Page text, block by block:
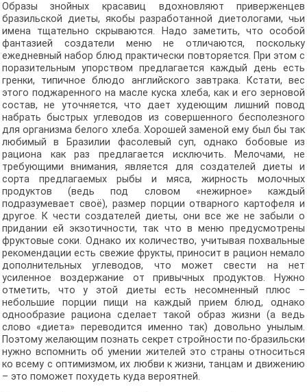
Образы знойных красавиц вдохновляют приверженцев
бразильской диеты, якобы разработанной диетологами, чьи
имена тщательно скрываются. Надо заметить, что особой
фантазией создатели меню не отличаются, поскольку
ежедневный набор блюд практически повторяется. При этом с
поразительным упорством предлагается каждый день есть
гренки, типичное блюдо английского завтрака. Кстати, вес
этого поджаренного на масле куска хлеба, как и его зерновой
состав, не уточняется, что дает худеющим лишний повод
набрать быстрых углеводов из совершенного бесполезного
для организма белого хлеба. Хорошей заменой ему был бы так
любимый в Бразилии фасолевый суп, однако бобовые из
рациона как раз предлагается исключить. Мелочами, не
требующими внимания, является для создателей диеты и
сорта предлагаемых рыбы и мяса, жирность молочных
продуктов (ведь под словом «нежирное» каждый
подразумевает своё), размер порции отварного картофеля и
другое. К чести создателей диеты, они все же не забыли о
придании ей экзотичности, так что в меню предусмотрены
фруктовые соки. Однако их количество, учитывая похвальные
рекомендации есть свежие фрукты, приносит в рацион немало
дополнительных углеводов, что может свести на нет
усиленное воздержание от привычных продуктов. Нужно
отметить, что у этой диеты есть несомненный плюс –
небольшие порции пищи на каждый прием блюд, однако
однообразие рациона сделает такой образ жизни (а ведь
слово «диета» переводится именно так) довольно унылым.
Поэтому желающим познать секрет стройности по-бразильски
нужно вспомнить об умении жителей это страны относиться
ко всему с оптимизмом, их любви к жизни, танцам и движению
– это поможет похудеть куда вероятней.